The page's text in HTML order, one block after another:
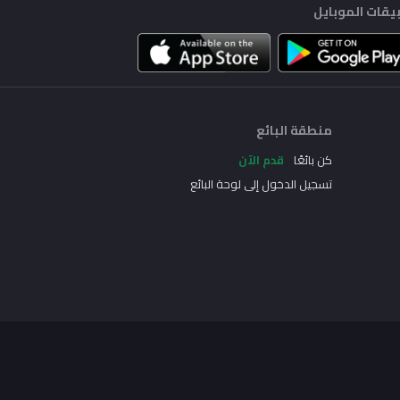
الموبايل
منطقة البائع
كن بائعًا قدم الآن
تسجيل الدخول إلى لوحة البائع